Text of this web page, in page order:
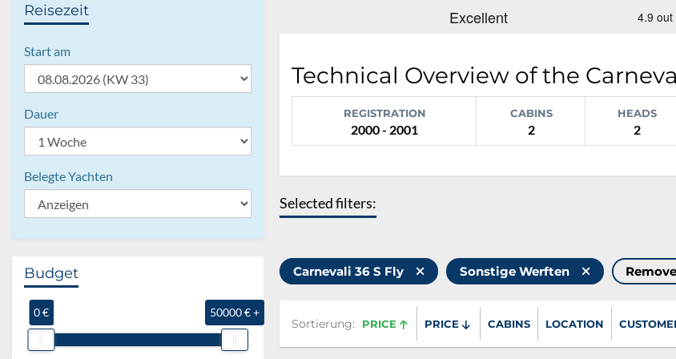
Reisezeit
Start am
Dauer
Belegte Yachten
Budget
0 € 50000 € +
Technical Overview of the
REGISTRATION
2000 - 2001
CABINS
2
HEADS
2
Selected filters:
Carnevali 36 S Fly Sonstige Werften
Sortierung:
Sortierung: PRICE PRICE CABINS LOCATION